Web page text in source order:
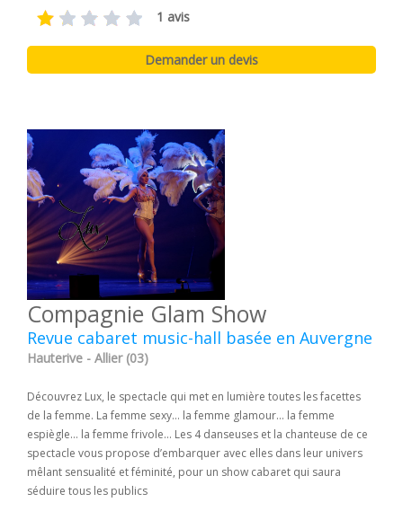
1 avis
Compagnie Glam Show
Revue cabaret music-hall basée en Auvergne
Hauterive - Allier (03)
Découvrez Lux, le spectacle qui met en lumière toutes les facettes
de la femme. La femme sexy… la femme glamour… la femme
espiègle… la femme frivole… Les 4 danseuses et la chanteuse de ce
spectacle vous propose d’embarquer avec elles dans leur univers
mêlant sensualité et féminité, pour un show cabaret qui saura
séduire tous les publics